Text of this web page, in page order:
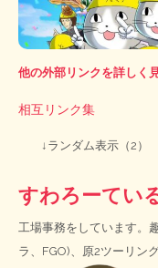
他の外部リンクを詳しく
相互リンク集
↓ランダム表示（2）
すわろーてい
工場事務をしています。
ラ、FGO)、原2ツーリン